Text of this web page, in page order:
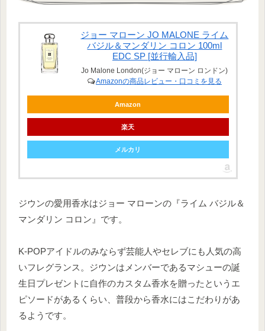
ジョー マローン JO MALONE ライム
バジル＆マンダリン コロン 100ml
EDC SP [並行輸入品]
Jo Malone London(ジョー マローン ロンドン)
Amazonの商品レビュー・口コミを見る
Amazon
楽天
メルカリ
ジウンの愛用香水はジョー マローンの『ライム バジル＆
マンダリン コロン』です。
K-POPアイドルのみならず芸能人やセレブにも人気の高
いフレグランス。ジウンはメンバーであるマシューの誕
生日プレゼントに自作のカスタム香水を贈ったというエ
ピソードがあるくらい、普段から香水にはこだわりがあ
るようです。